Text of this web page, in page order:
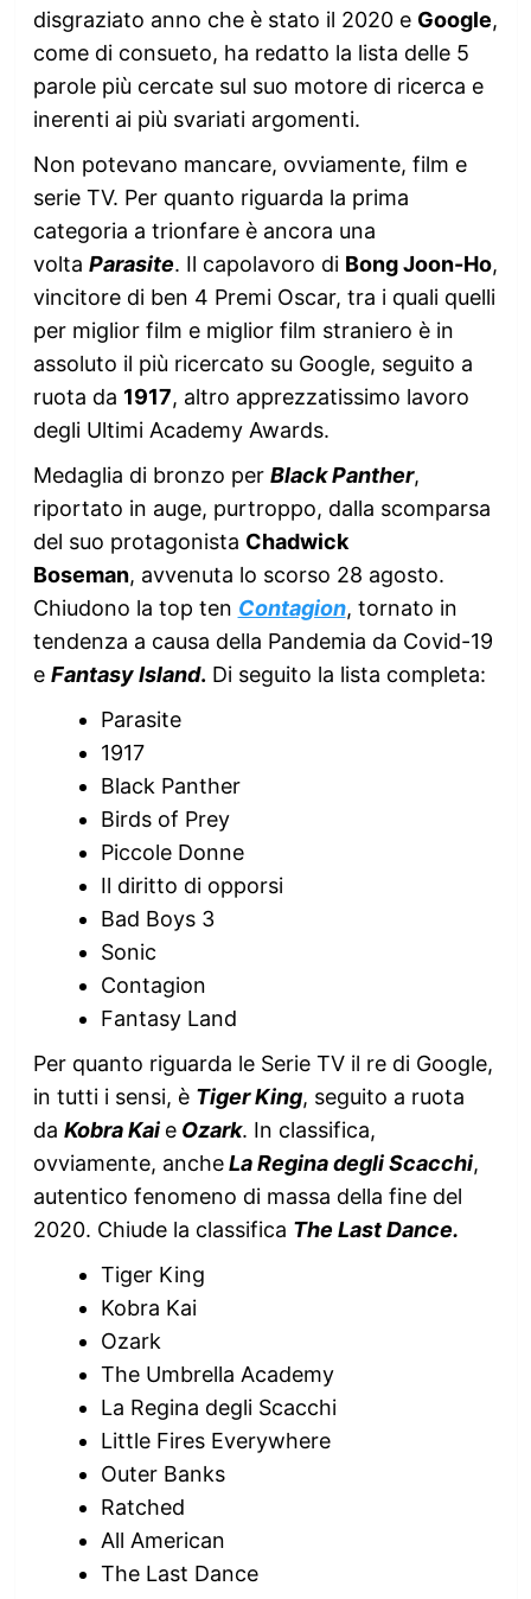
disgraziato anno che è stato il 2020 e Google,
come di consueto, ha redatto la lista delle 5
parole più cercate sul suo motore di ricerca e
inerenti ai più svariati argomenti.
Non potevano mancare, ovviamente, film e
serie TV. Per quanto riguarda la prima
categoria a trionfare è ancora una
volta Parasite. Il capolavoro di Bong Joon-Ho,
vincitore di ben 4 Premi Oscar, tra i quali quelli
per miglior film e miglior film straniero è in
assoluto il più ricercato su Google, seguito a
ruota da 1917, altro apprezzatissimo lavoro
degli Ultimi Academy Awards.
Medaglia di bronzo per Black Panther,
riportato in auge, purtroppo, dalla scomparsa
del suo protagonista Chadwick
Boseman, avvenuta lo scorso 28 agosto.
Chiudono la top ten Contagion, tornato in
tendenza a causa della Pandemia da Covid-19
e Fantasy Island. Di seguito la lista completa:
Parasite
1917
Black Panther
Birds of Prey
Piccole Donne
Il diritto di opporsi
Bad Boys 3
Sonic
Contagion
Fantasy Land
Per quanto riguarda le Serie TV il re di Google,
in tutti i sensi, è Tiger King, seguito a ruota
da Kobra Kai eOzark. In classifica,
ovviamente, ancheLa Regina degli Scacchi,
autentico fenomeno di massa della fine del
2020. Chiude la classifica The Last Dance.
Tiger King
Kobra Kai
Ozark
The Umbrella Academy
La Regina degli Scacchi
Little Fires Everywhere
Outer Banks
Ratched
All American
The Last Dance